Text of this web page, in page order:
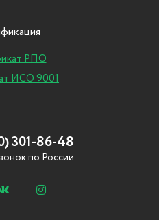
РПО
ИСО 9001
301-86-48
по России